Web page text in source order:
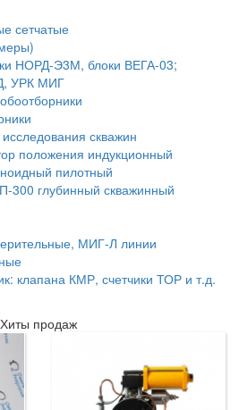
сетчатые
НОРД-Э3М, блоки ВЕГА-03;
УРК МИГ
скважин
положения индукционный
пилотный
300 глубинный скважинный
МИГ-Л линии
клапана КМР, счетчики ТОР и т.д.
Хиты продаж